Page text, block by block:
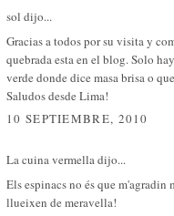
sol dijo...
Gracias a todos por su visita y
quebrada esta en el blog. Solo
verde donde dice masa brisa o
Saludos desde Lima!
10 SEPTIEMBRE, 2010
La cuina vermelladijo...
Els espinacs no és que m'agradin
llueixen de meravella!